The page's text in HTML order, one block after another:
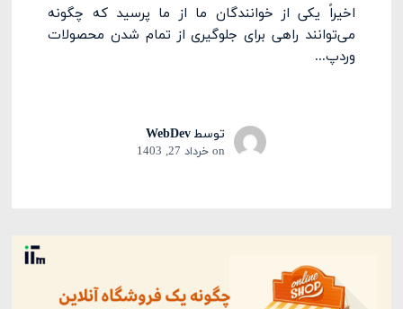
اخیراً یکی از خوانندگان ما از ما پرسید که چگونه
می‌توانند راهی برای جلوگیری از تمام شدن محصولات
وردپ...
توسطWebDev
onخرداد 27, 1403